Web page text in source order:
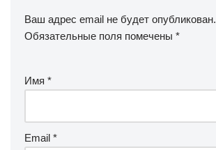
Ваш адрес email не будет опубликован.
Обязательные поля помечены *
Имя *
Email *